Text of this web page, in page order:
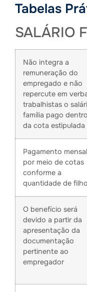
Tabelas
SALÁRIO
Não integra a
remuneração do
empregado e não
repercute em
trabalhistas o
família pago dentro
da cota estipulada
Pagamento
por meio de cotas
conforme a
quantidade de
O benefício será
devido a partir da
apresentação da
documentação
pertinente ao
empregador